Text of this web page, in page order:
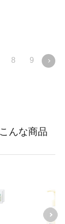
スト
利！
8 9 10
んな商品